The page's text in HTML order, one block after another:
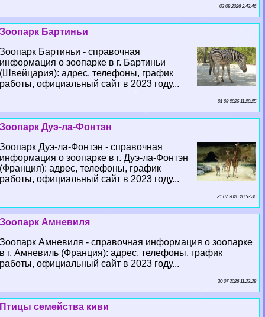
02 08 2026 2:42:46
Зоопарк Бартиньи
Зоопарк Бартиньи - справочная
информация о зоопарке в г. Бартиньи
(Швейцария): адрес, телефоны, график
работы, официальный сайт в 2023 году...
01 08 2026 11:20:25
Зоопарк Дуэ-ла-Фонтэн
Зоопарк Дуэ-ла-Фонтэн - справочная
информация о зоопарке в г. Дуэ-ла-Фонтэн
(Франция): адрес, телефоны, график
работы, официальный сайт в 2023 году...
31 07 2026 20:53:36
Зоопарк Амневиля
Зоопарк Амневиля - справочная информация о зоопарке
в г. Амневиль (Франция): адрес, телефоны, график
работы, официальный сайт в 2023 году...
30 07 2026 11:22:28
Птицы семейства киви